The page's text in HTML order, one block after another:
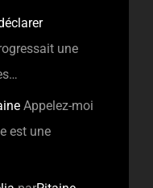
une
Appelez-moi
est une